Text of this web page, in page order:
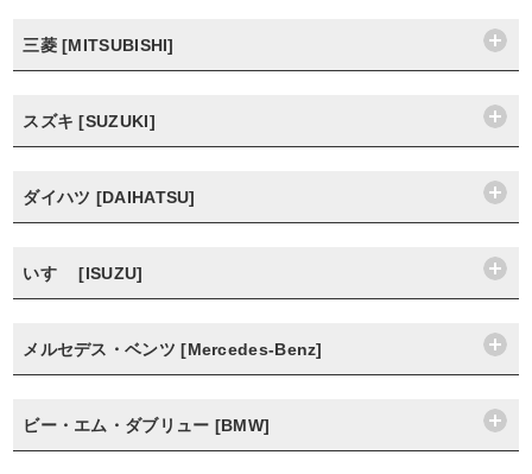
三菱 [MITSUBISHI]
スズキ [SUZUKI]
ダイハツ [DAIHATSU]
いすゞ [ISUZU]
メルセデス・ベンツ [Mercedes-Benz]
ビー・エム・ダブリュー [BMW]